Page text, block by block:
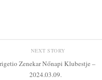
NEXT STORY
Zenekar Nőnapi Klubestje –
2024.03.09.